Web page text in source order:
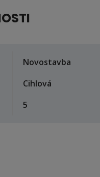
Novostavba
Cihlová
5